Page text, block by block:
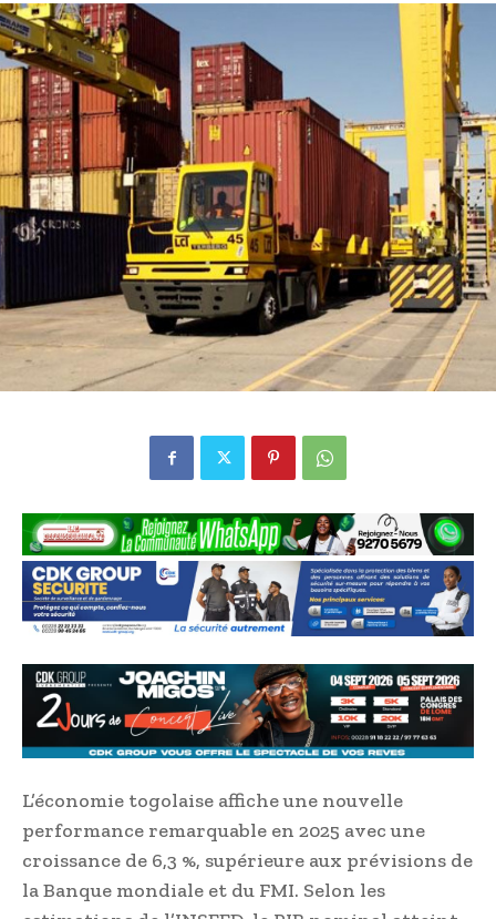
L’économie togolaise affiche une nouvelle
performance remarquable en 2025 avec une
croissance de 6,3 %, supérieure aux prévisions de
la Banque mondiale et du FMI. Selon les